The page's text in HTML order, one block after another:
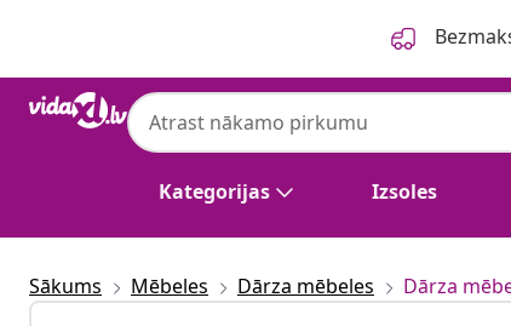
Kategorijas Izsoles
Sākums Mēbeles Dārza mēbeles Dārza